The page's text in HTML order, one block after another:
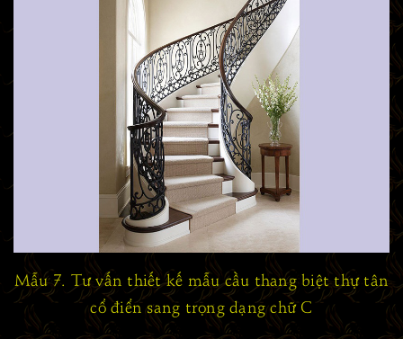
Mẫu 7. Tư vấn thiết kế mẫu cầu thang biệt thự tân
cổ điển sang trọng dạng chữ C